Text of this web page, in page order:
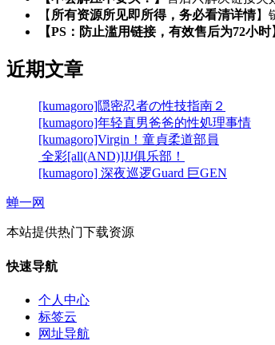
【 所有资源所见即所得，务必看清详情】
【PS：防止滥用链接，有效售后为72小时
近期文章
[kumagoro]隠密忍者の性技指南２
[kumagoro]年轻直男爸爸的性処理事情
[kumagoro]Virgin！童貞柔道部員
全彩[all(AND)]JJ俱乐部！
[kumagoro] 深夜巡逻Guard 巨GEN
蝉一网
本站提供热门下载资源
快速导航
个人中心
标签云
网址导航